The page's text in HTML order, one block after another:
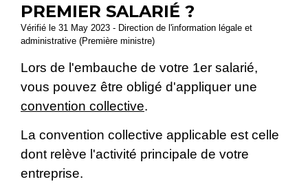
PREMIER SALARIÉ ?
Vérifié le 31 May 2023 - Direction de l'information légale et
administrative (Première ministre)
Lors de l'embauche de votre 1er salarié,
vous pouvez être obligé d'appliquer une
convention collective.
La convention collective applicable est celle
dont relève l'activité principale de votre
entreprise.